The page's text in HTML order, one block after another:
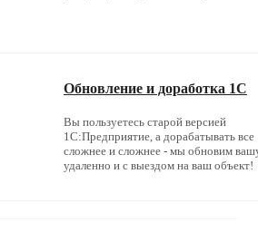
Обновление и доработка 1С
Вы пользуетесь старой версией
1С:Предприятие, а дорабатывать все
сложнее и сложнее - мы обновим
удаленно и с выездом на ваш объект!